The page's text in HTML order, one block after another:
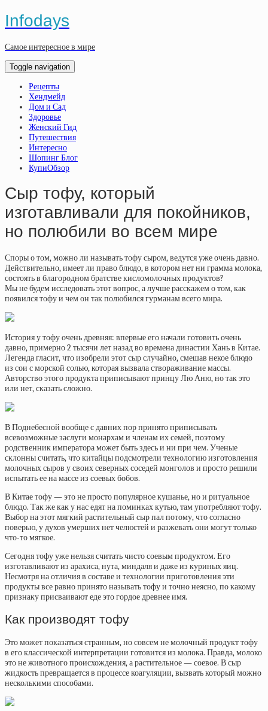
Infodays
Самое интересное в мире
Toggle navigation
Рецепты
Хендмейд
Дом и Сад
Здоровье
Женский Гид
Путешествия
Интересно
Шопинг Блог
КупиОбзор
Сыр тофу, который
изготавливали для покойников,
но полюбили во всем мире
Споры о том, можно ли называть тофу сыром, ведутся уже очень давно.
Действительно, имеет ли право блюдо, в котором нет ни грамма молока,
состоять в благородном братстве кисломолочных продуктов?
Мы не будем исследовать этот вопрос, а лучше расскажем о том, как
появился тофу и чем он так полюбился гурманам всего мира.
История у тофу очень древняя: впервые его начали готовить очень
давно, примерно 2 тысячи лет назад во времена династии Хань в Китае.
Легенда гласит, что изобрели этот сыр случайно, смешав некое блюдо
из сои с морской солью, которая вызвала створаживание массы.
Авторство этого продукта приписывают принцу Лю Аню, но так это
или нет, сказать сложно.
В Поднебесной вообще с давних пор принято приписывать
всевозможные заслуги монархам и членам их семей, поэтому
родственник императора может быть здесь и ни при чем. Ученые
склонны считать, что китайцы подсмотрели технологию изготовления
молочных сыров у своих северных соседей монголов и просто решили
испытать ее на массе из соевых бобов.
В Китае тофу — это не просто популярное кушанье, но и ритуальное
блюдо. Так же как у нас едят на поминках кутью, там употребляют тофу.
Выбор на этот мягкий растительный сыр пал потому, что согласно
поверью, у духов умерших нет челюстей и разжевать они могут только
что-то мягкое.
Сегодня тофу уже нельзя считать чисто соевым продуктом. Его
изготавливают из арахиса, нута, миндаля и даже из куриных яиц.
Несмотря на отличия в составе и технологии приготовления эти
продукты все равно принято называть тофу и точно неясно, по какому
признаку присваивают еде это гордое древнее имя.
Как производят тофу
Это может показаться странным, но совсем не молочный продукт тофу
в его классической интерпретации готовится из молока. Правда, молоко
это не животного происхождения, а растительное — соевое. В сыр
жидкость превращается в процессе коагуляции, вызвать который можно
несколькими способами.